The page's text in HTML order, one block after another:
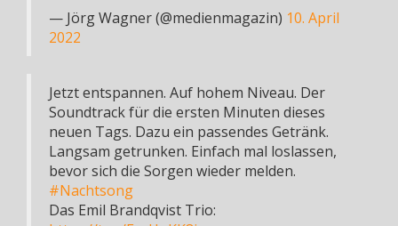
— Jörg Wagner (@medienmagazin) 10. April
2022
Jetzt entspannen. Auf hohem Niveau. Der
Soundtrack für die ersten Minuten dieses
neuen Tags. Dazu ein passendes Getränk.
Langsam getrunken. Einfach mal loslassen,
bevor sich die Sorgen wieder melden.
#Nachtsong
Das Emil Brandqvist Trio: